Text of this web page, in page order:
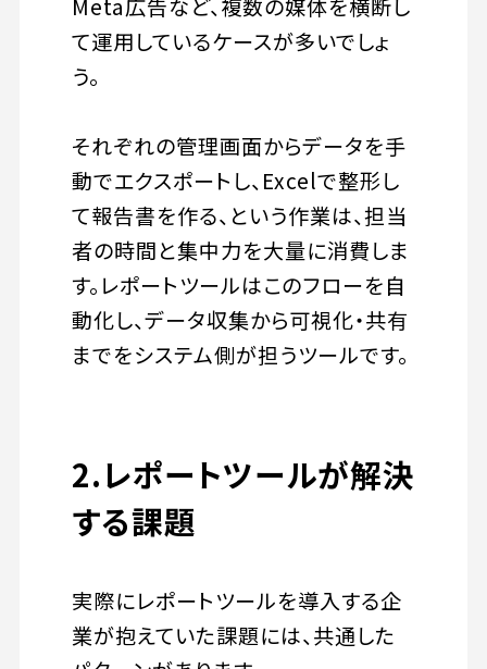
Meta広告など、複数の媒体を横断し
て運用しているケースが多いでしょ
う。
それぞれの管理画面からデータを手
動でエクスポートし、Excelで整形し
て報告書を作る、という作業は、担当
者の時間と集中力を大量に消費しま
す。レポートツールはこのフローを自
動化し、データ収集から可視化・共有
までをシステム側が担うツールです。
2.レポートツールが解決
する課題
実際にレポートツールを導入する企
業が抱えていた課題には、共通した